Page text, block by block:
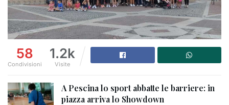
58
Condivisioni
1.2k
Visite
A Pescina lo sport abbatte le barriere: in
piazza arriva lo Showdown